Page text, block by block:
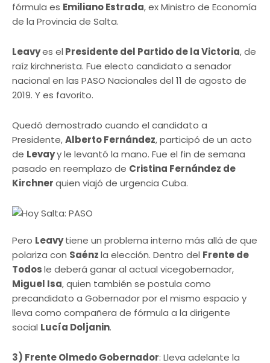
fórmula es Emiliano Estrada, ex Ministro de Economía
de la Provincia de Salta.
Leavyes el Presidente del Partido de la Victoria, de
raíz kirchnerista. Fue electo candidato a senador
nacional en las PASO Nacionales del 11 de agosto de
2019. Y es favorito.
Quedó demostrado cuando el candidato a
Presidente,Alberto Fernández, participó de un acto
de Levayy le levantó la mano. Fue el fin de semana
pasado en reemplazo de Cristina Fernández de
Kirchnerquien viajó de urgencia Cuba.
Pero Leavytiene un problema interno más allá de que
polariza con Saénzla elección. Dentro del Frente de
Todosle deberá ganar al actual vicegobernador,
Miguel Isa, quien también se postula como
precandidato a Gobernador por el mismo espacio y
lleva como compañera de fórmula a la dirigente
social Lucía Doljanin.
3) Frente Olmedo Gobernador: Lleva adelante la